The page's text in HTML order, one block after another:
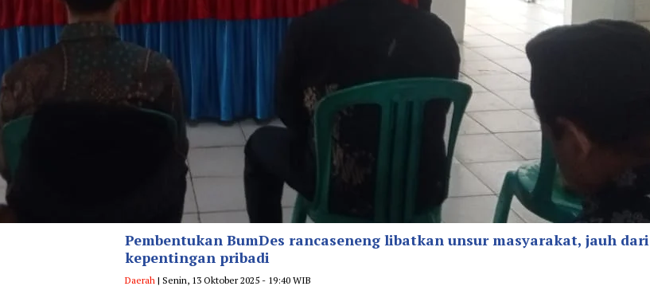
Pembentukan BumDes rancaseneng libatkan unsur masyarakat, jauh dari
kepentingan pribadi
Daerah | Senin, 13 Oktober 2025 - 19:40 WIB